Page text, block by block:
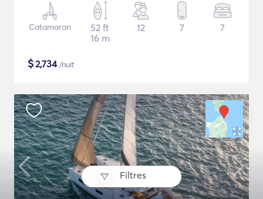
Filtres
Catamaran
52 ft
16 m
12 7 7
$2,734/nuit